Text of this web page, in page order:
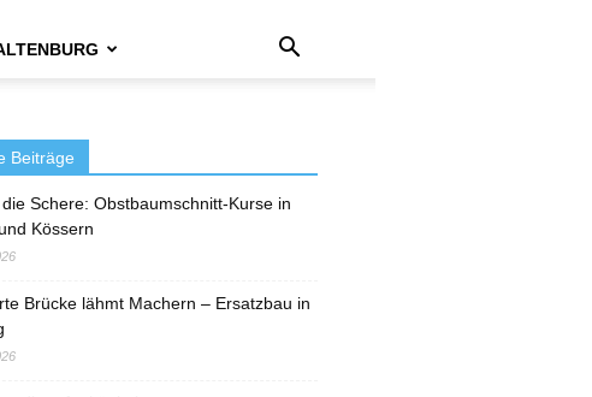
Beiträge
Schere: Obstbaumschnitt-Kurse in
Kössern
Brücke lähmt Machern – Ersatzbau in